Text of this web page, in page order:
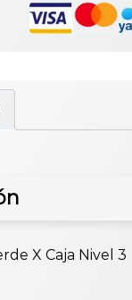
X Caja Nivel 3